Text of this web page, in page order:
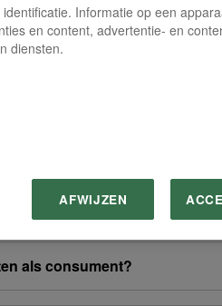
in het buitenland
online lezen?
als consument?
Informatie op een
en content, advertentie- en
diensten.
AFWIJZEN